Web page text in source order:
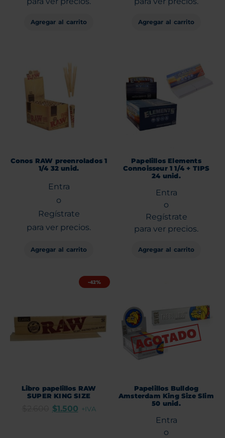
Agregar al carrito Agregar al carrito
Conos RAW preenrolados 1
1/4 32 unid.
Entra
o
Regístrate
para ver precios.
Agregar al carrito
Papelillos Elements
Connoisseur 1 1/4 + TIPS
24 unid.
Entra
o
Regístrate
para ver precios.
Agregar al carrito
-42%
Libro papelillos RAW
SUPER KING SIZE
$1.500 +IVA
Papelillos Bulldog
Amsterdam King Size Slim
50 unid.
Entra
o